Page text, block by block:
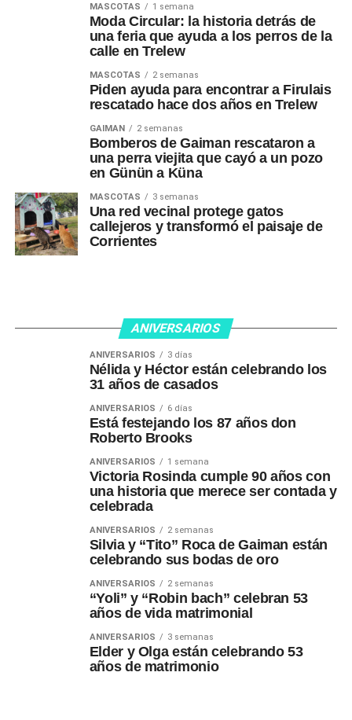
MASCOTAS 1 semana
Moda Circular: la historia detrás de
una feria que ayuda a los perros de la
calle en Trelew
MASCOTAS 2 semanas
Piden ayuda para encontrar a Firulais
rescatado hace dos años en Trelew
GAIMAN 2 semanas
Bomberos de Gaiman rescataron a
una perra viejita que cayó a un pozo
en Günün a Küna
MASCOTAS 3 semanas
Una red vecinal protege gatos
callejeros y transformó el paisaje de
Corrientes
ANIVERSARIOS
ANIVERSARIOS 3 días
Nélida y Héctor están celebrando los
31 años de casados
ANIVERSARIOS 6 días
Está festejando los 87 años don
Roberto Brooks
ANIVERSARIOS 1 semana
Victoria Rosinda cumple 90 años con
una historia que merece ser contada y
celebrada
ANIVERSARIOS 2 semanas
Silvia y “Tito” Roca de Gaiman están
celebrando sus bodas de oro
ANIVERSARIOS 2 semanas
“Yoli” y “Robin bach” celebran 53
años de vida matrimonial
ANIVERSARIOS 3 semanas
Elder y Olga están celebrando 53
años de matrimonio